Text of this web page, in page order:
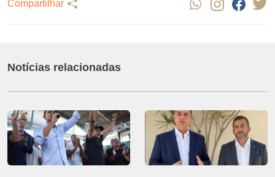
Compartilhar
Notícias relacionadas